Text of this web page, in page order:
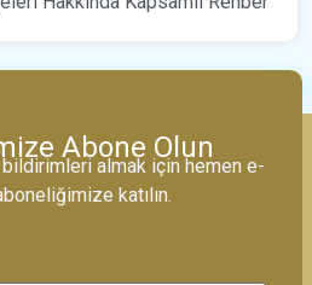
Abone Olun
almak için hemen e-
katılın.